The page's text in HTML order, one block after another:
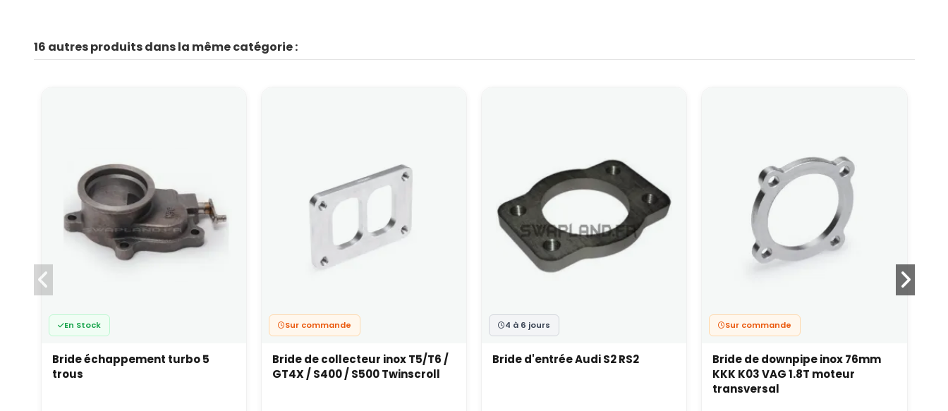
16 autres produits dans la même catégorie :
En Stock
Bride échappement turbo 5
trous
Sur commande
Bride de collecteur inox T5/T6 /
GT4X / S400 / S500 Twinscroll
4 à 6 jours
Bride d'entrée Audi S2 RS2
Sur commande
Bride de downpipe inox 76mm
KKK K03 VAG 1.8T moteur
transversal